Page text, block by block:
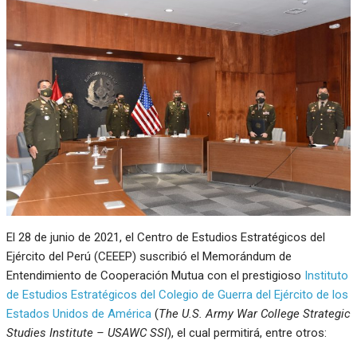
El 28 de junio de 2021, el Centro de Estudios Estratégicos del
Ejército del Perú (CEEEP) suscribió el Memorándum de
Entendimiento de Cooperación Mutua con el prestigioso Instituto
de Estudios Estratégicos del Colegio de Guerra del Ejército de los
Estados Unidos de América (The U.S. Army War College Strategic
Studies Institute – USAWC SSI), el cual permitirá, entre otros: